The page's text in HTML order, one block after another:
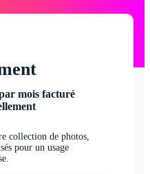
mois facturé
collection de photos,
pour un usage